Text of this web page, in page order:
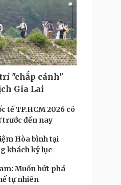
"chắp cánh"
Gia Lai
tế TP.HCM 2026 có
trước đến nay
Hòa bình tại
khách kỷ lục
Muốn bứt phá
tự nhiên